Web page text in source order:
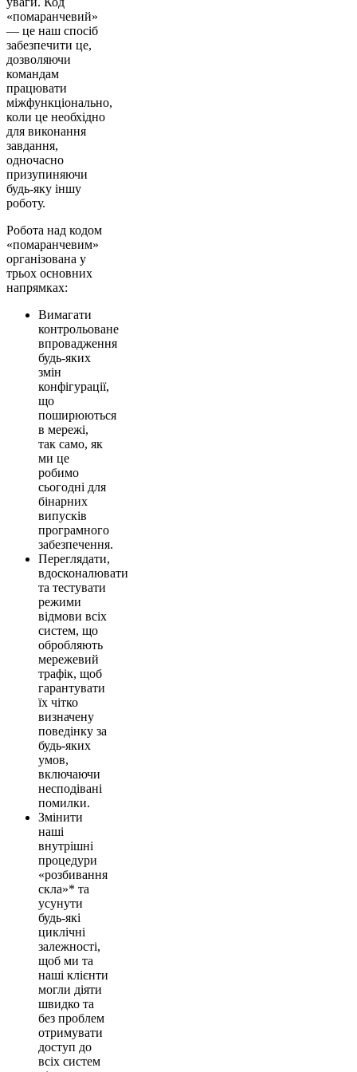
«помаранчевий»
— це наш спосіб
забезпечити це,
дозволяючи
командам
працювати
міжфункціонально,
коли це необхідно
для виконання
завдання,
одночасно
призупиняючи
будь-яку іншу
роботу.
Робота над кодом
«помаранчевим»
організована у
трьох основних
напрямках:
Вимагати
контрольоване
впровадження
будь-яких
змін
конфігурації,
що
поширюються
в мережі,
так само, як
ми це
робимо
сьогодні для
бінарних
випусків
програмного
забезпечення.
Переглядати,
вдосконалювати
та тестувати
режими
відмови всіх
систем, що
обробляють
мережевий
трафік, щоб
гарантувати
їх чітко
визначену
поведінку за
будь-яких
умов,
включаючи
несподівані
помилки.
Змінити
наші
внутрішні
процедури
«розбивання
скла»* та
усунути
будь-які
циклічні
залежності,
щоб ми та
наші клієнти
могли діяти
швидко та
без проблем
отримувати
доступ до
всіх систем